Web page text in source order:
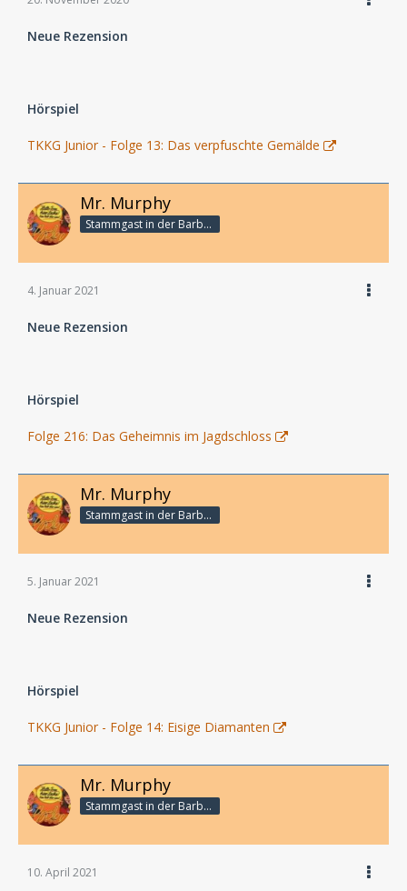
Neue Rezension
Hörspiel
TKKG Junior - Folge 13: Das verpfuschte Gemälde
Mr. Murphy
Stammgast in der Barbarabar
4. Januar 2021
Neue Rezension
Hörspiel
Folge 216: Das Geheimnis im Jagdschloss
Mr. Murphy
Stammgast in der Barbarabar
5. Januar 2021
Neue Rezension
Hörspiel
TKKG Junior - Folge 14: Eisige Diamanten
Mr. Murphy
Stammgast in der Barbarabar
10. April 2021